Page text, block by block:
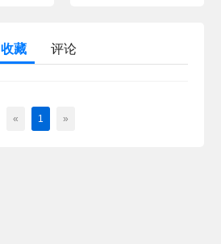
收藏 评论
« 1 »